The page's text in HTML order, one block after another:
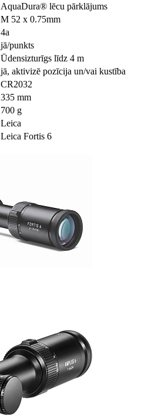
AquaDura® lēcu pārklājums
M 52 x 0.75mm
4a
jā/punkts
Ūdensizturīgs līdz 4 m
jā, aktivizē pozīcija un/vai kustība
CR2032
335 mm
700 g
Leica
Leica Fortis 6